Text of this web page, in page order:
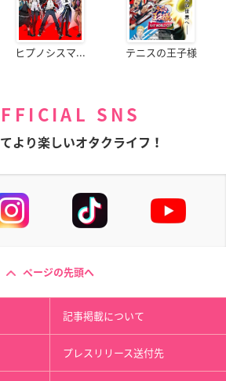
ヒプノシスマ... テニスの王子様
SNS
より楽しいオタクライフ！
ページの先頭へ
記事掲載について
プレスリリース送付先